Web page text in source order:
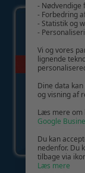
- Nødvendige
- Forbedring
- Statistik og
-
Vi og vores
lignende
Dine data
og visning af
Læs mere om
Google
Du kan
nedenfor. Du
tilbage via
Læs mere